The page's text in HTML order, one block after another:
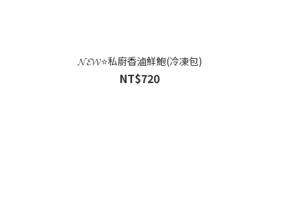
𝓝𝓔𝓦⭐私廚香滷鮮鮑(冷凍包)
NT$720